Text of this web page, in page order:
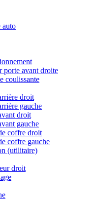
auto
porte avant droite
coulissante
droit
gauche
droit
gauche
coffre droit
coffre gauche
(utilitaire)
droit